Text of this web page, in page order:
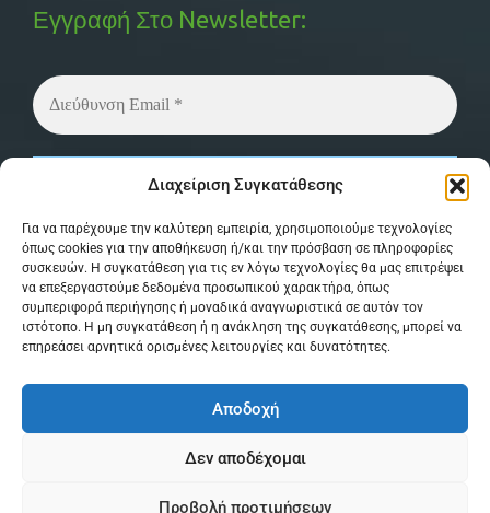
Διαχείριση Συγκατάθεσης
Για να παρέχουμε την καλύτερη εμπειρία, χρησιμοποιούμε τεχνολογίες
όπως cookies για την αποθήκευση ή/και την πρόσβαση σε πληροφορίες
συσκευών. Η συγκατάθεση για τις εν λόγω τεχνολογίες θα μας επιτρέψει
να επεξεργαστούμε δεδομένα προσωπικού χαρακτήρα, όπως
συμπεριφορά περιήγησης ή μοναδικά αναγνωριστικά σε αυτόν τον
ιστότοπο. Η μη συγκατάθεση ή η ανάκληση της συγκατάθεσης, μπορεί να
επηρεάσει αρνητικά ορισμένες λειτουργίες και δυνατότητες.
Αποδοχή
Δεν αποδέχομαι
Προβολή προτιμήσεων
Εγγραφή Στο Newsletter:
μας για περισσότερες λεπτομέρειες.
Reserved . Powered by
Όροι & Προϋποθέσεις Πολιτική Απορρήτου